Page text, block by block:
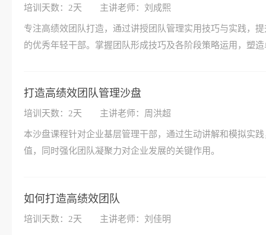
培训天数：2天 主讲老师：刘成熙
专注高绩效团队打造，通过讲授团队管理实用技巧与实践，
的优秀年轻干部。掌握团队形成技巧及各阶段策略运用，塑
打造高绩效团队管理沙盘
培训天数：2天 主讲老师：周洪超
本沙盘课程针对企业基层管理干部，通过生动讲解和模拟实
值，同时强化团队凝聚力对企业发展的关键作用。
如何打造高绩效团队
培训天数：2天 主讲老师：刘佳明